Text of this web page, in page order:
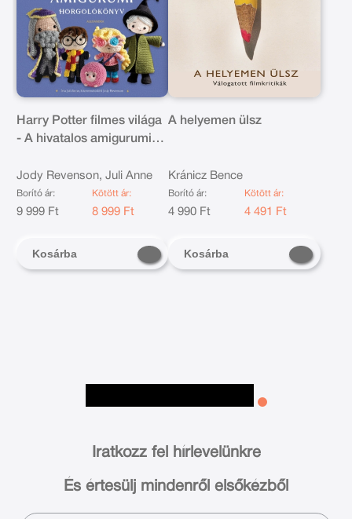
Harry Potter filmes világa
- A hivatalos amigurumi
Jody Revenson, Juli Anne
Borító ár:
9 999 Ft
Kötött ár:
8 999 Ft
Kosárba
A helyemen ülsz
Kránicz Bence
Borító ár:
4 990 Ft
Kötött ár:
4 491 Ft
Kosárba
Iratkozz fel hírlevelünkre
És értesülj mindenről elsőkézből